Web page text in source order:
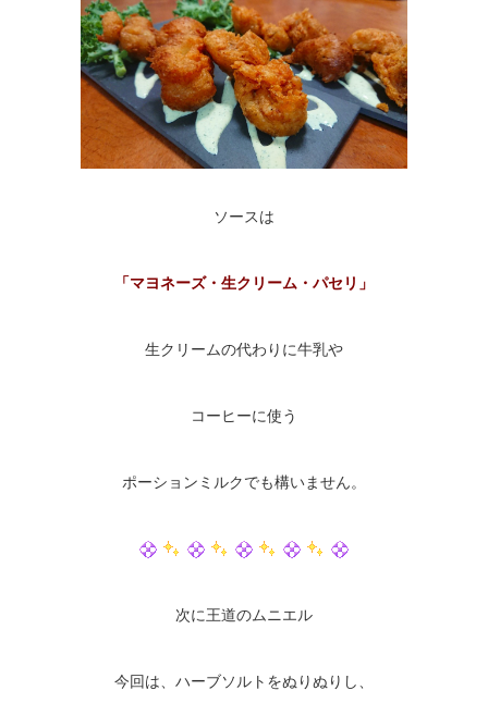
ソースは
「マヨネーズ・生クリーム・パセリ」
生クリームの代わりに牛乳や
コーヒーに使う
ポーションミルクでも構いません。
次に王道のムニエル
今回は、ハーブソルトをぬりぬりし、